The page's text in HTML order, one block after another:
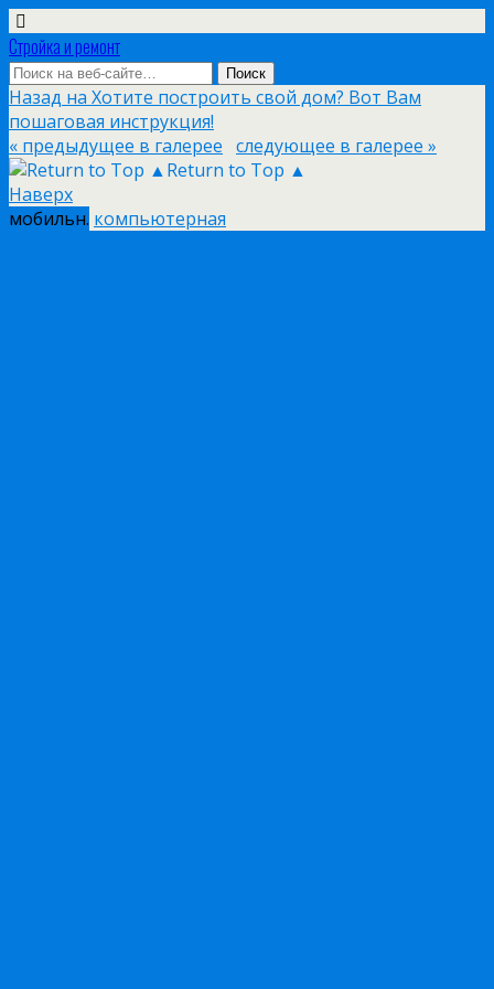
Стройка и ремонт
Назад на Хотите построить свой дом? Вот Вам
пошаговая инструкция!
« предыдущее в галерее следующее в галерее »
Return to Top ▲
Наверх
мобильн. компьютерная